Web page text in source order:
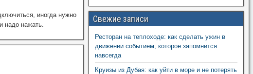
иногда нужно
надо нажать.
Свежие записи
Ресторан на теплоходе: как сделать ужин в
движении событием, которое запомнится
навсегда
Круизы из Дубая: как уйти в море и не потерять